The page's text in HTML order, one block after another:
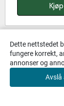
Kjøp
Dette nettstedet
fungere korrekt,
annonser og
Avslå